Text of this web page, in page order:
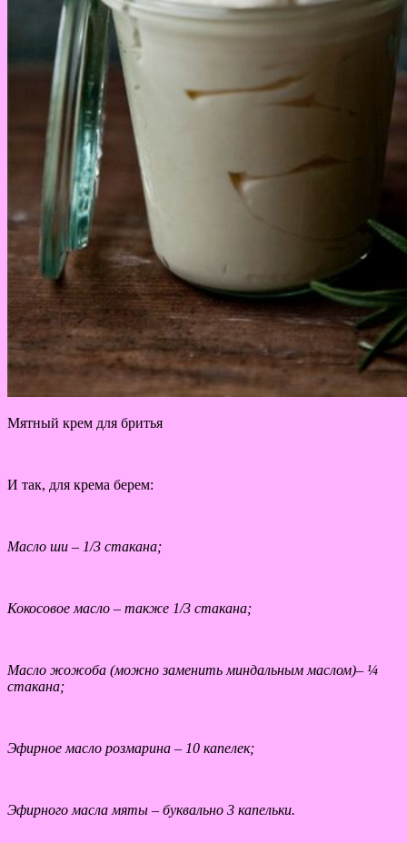
Мятный крем для бритья
И так, для крема берем:
Масло ши – 1/3 стакана;
Кокосовое масло – также 1/3 стакана;
Масло жожоба (можно заменить миндальным маслом)– ¼
стакана;
Эфирное масло розмарина – 10 капелек;
Эфирного масла мяты – буквально 3 капельки.